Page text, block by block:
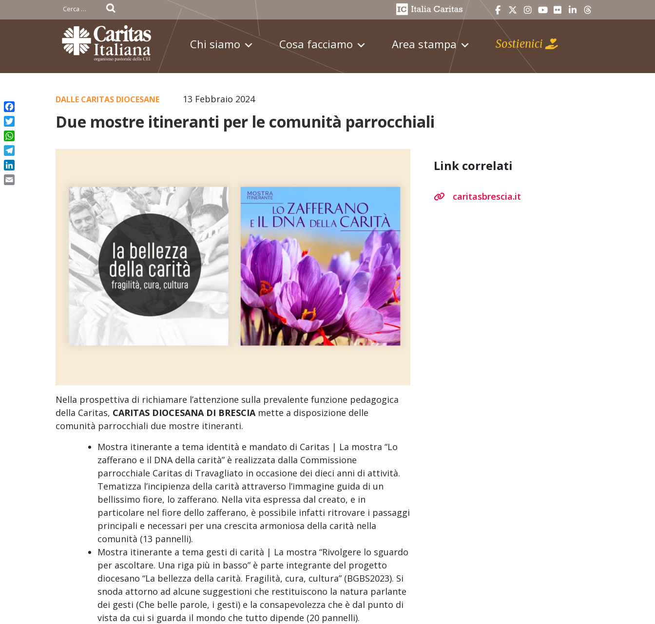
Skip
to
content
Ricerca
per:
Chi siamo Cosa facciamo Area stampa Sostienici
13 Febbraio 2024
DALLE CARITAS DIOCESANE
Due mostre itineranti per le comunità parrocchiali
Nella prospettiva di richiamare l’attenzione sulla prevalente funzione pedagogica
della Caritas, CARITAS DIOCESANA DI BRESCIAmette a disposizione delle
comunità parrocchiali due mostre itineranti.
Mostra itinerante a tema identità e mandato di Caritas | La mostra “Lo
zafferano e il DNA della carità” è realizzata dalla Commissione
parrocchiale Caritas di Travagliato in occasione dei dieci anni di attività.
Tematizza l’incipienza della carità attraverso l’immagine guida di un
bellissimo fiore, lo zafferano. Nella vita espressa dal creato, e in
particolare nel fiore dello zafferano, è possibile infatti ritrovare i passaggi
principali e necessari per una crescita armoniosa della carità nella
comunità (13 pannelli).
Mostra itinerante a tema gesti di carità | La mostra “Rivolgere lo sguardo
per ascoltare. Una riga più in basso” è parte integrante del progetto
diocesano “La bellezza della carità. Fragilità, cura, cultura” (BGBS2023). Si
snoda attorno ad alcune suggestioni che restituiscono la natura parlante
dei gesti (Che belle parole, i gesti) e la consapevolezza che è dal punto di
vista da cui si guarda il mondo che tutto dipende (20 pannelli).
Link correlati
caritasbrescia.it
Facebook
Twitter
WhatsApp
Telegram
LinkedIn